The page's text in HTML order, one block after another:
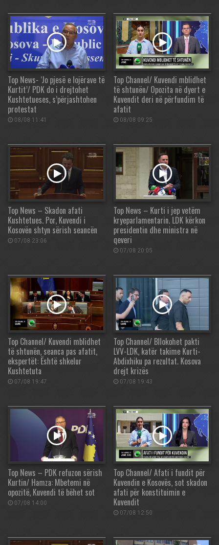
Top News- ‘Jo pjesë e lojërave të
Kurtit’/ PDK do i drejtohet
Kushtetueses, s’përjashtohen
protestat
08/08 11:41
Top Channel/ Kuvendi mblidhet
të shtunën/ Opozita në dyert e
Kuvendit deri në përfundim të
afatit
08/08 09:25
Top News – Skadon afati
Kushtetues. Por, Kuvendi i
Kosovën shtyn sërish seancën
07/08 23:06
Top News – Kurti i jep vetëm
kryeparlamentarin. LDK kërkon
presidentin dhe ministra në
qeveri
07/08 20:05
Top Channel/ Kuvendi mblidhet
të shtunën, seanca pas afatit,
ekspertët: Është shkelur
Kushtetuta
07/08 19:47
Top Channel/ Bllokohet pakti
LVV-LDK, katër takime Kurti-
Abdixhiku pa rezultat. Kosova
drejt krizës
07/08 19:43
Top News – PDK refuzon sërish
Kurtin/ Hamza: Mbetemi në
opozitë, Kuvendi të bëhet sot
07/08 14:00
Top Channel/ Afati i fundit për
Kuvendin e Kosovës, sot skadon
afati për konstituimin e
Kuvendit
07/08 12:50